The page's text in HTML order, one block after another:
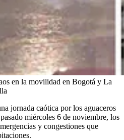
en la movilidad en Bogotá y La
jornada caótica por los aguaceros
miércoles 6 de noviembre, los
y congestiones que